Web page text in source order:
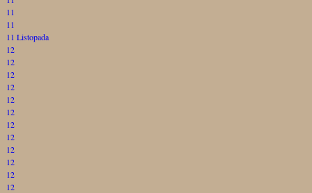
11
11
11 Listopada
12
12
12
12
12
12
12
12
12
12
12
12